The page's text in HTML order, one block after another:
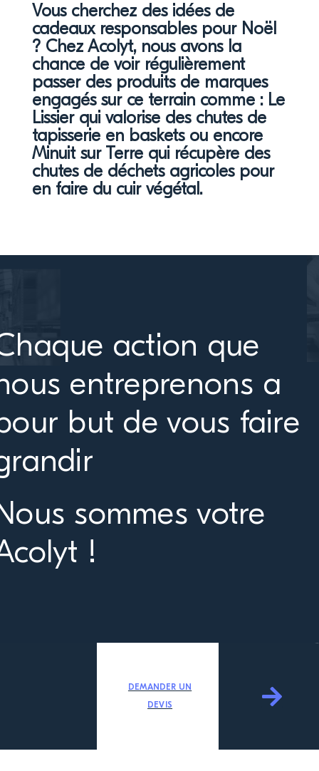
Vous cherchez des idées de
cadeaux responsables pour Noël
? Chez Acolyt, nous avons la
chance de voir régulièrement
passer des produits de marques
engagés sur ce terrain comme : Le
Lissier qui valorise des chutes de
tapisserie en baskets ou encore
Minuit sur Terre qui récupère des
chutes de déchets agricoles pour
en faire du cuir végétal.
action que
entreprenons a
but de vous faire
sommes votre
!
DEMANDER UN
DEVIS